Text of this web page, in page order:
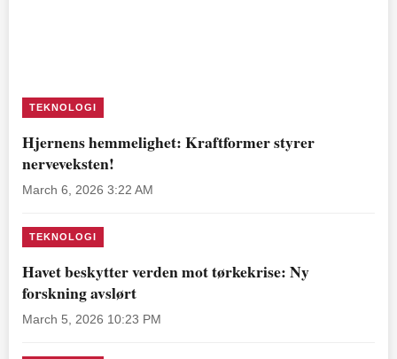
TEKNOLOGI
Hjernens hemmelighet: Kraftformer styrer
nerveveksten!
March 6, 2026 3:22 AM
TEKNOLOGI
Havet beskytter verden mot tørkekrise: Ny
forskning avslørt
March 5, 2026 10:23 PM